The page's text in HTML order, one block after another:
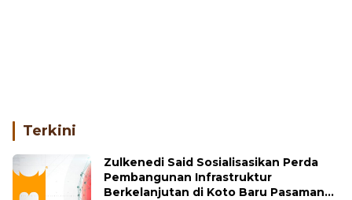
Terkini
Zulkenedi Said Sosialisasikan Perda
Pembangunan Infrastruktur
Berkelanjutan di Koto Baru Pasaman